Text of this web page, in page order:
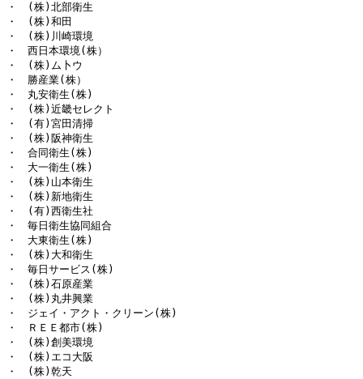
・　(株)北部衛生
・　(株)和田
・　(株)川崎環境
・　西日本環境(株）
・　(株)ム卜ウ
・　勝産業(株）
・　丸安衛生(株)
・　(株)近畿セレクト
・　(有)宮田清掃
・　(株)阪神衛生
・　合同衛生(株)
・　大一衛生(株)
・　(株)山本衛生
・　(株)新地衛生
・　(有)西衛生社
・　毎日衛生協同組合
・　大東衛生(株)
・　(株)大和衛生
・　毎日サービス(株)
・　(株)石原産業
・　(株)丸井興業
・　ジェイ・アクト・クリーン(株)
・　ＲＥＥ都市(株)
・　(株)創美環境
・　(株)エコ大阪
・　(株)乾天